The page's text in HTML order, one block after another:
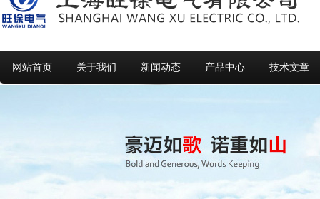
网站首页 关于我们 新闻动态 产品中心 技术文章